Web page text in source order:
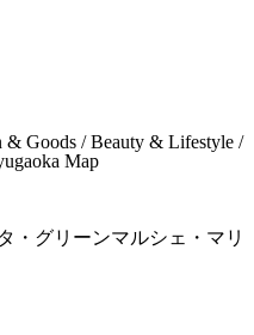
& Goods /Beauty & Lifestyle /
Map
・グリーンマルシェ・マリ